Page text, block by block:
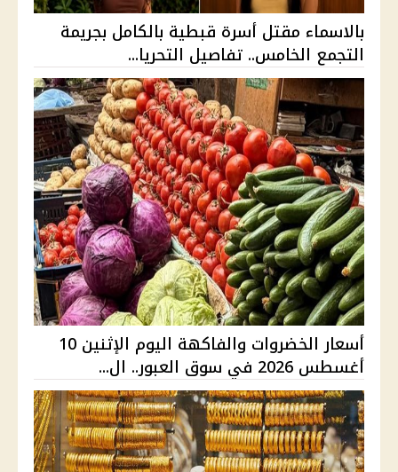
بالاسماء مقتل أسرة قبطية بالكامل بجريمة
التجمع الخامس.. تفاصيل التحريا...
أسعار الخضروات والفاكهة اليوم الإثنين 10
أغسطس 2026 في سوق العبور.. ال...